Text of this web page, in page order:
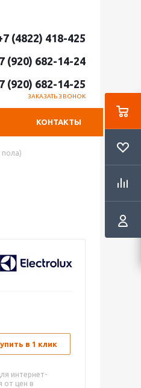
(4822) 418-425
(920) 682-14-24
(920) 682-14-25
ЗАКАЗАТЬ ЗВОНОК
КОНТАКТЫ
пола)
в 1 клик
интернет-
от цен в